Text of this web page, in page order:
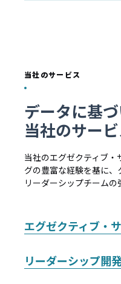
当社のサービス
データに基
当社のサー
当社のエグゼクティブ
グの豊富な経験を基に、
リーダーシップチームの
エグゼクティブ・
リーダーシップ開